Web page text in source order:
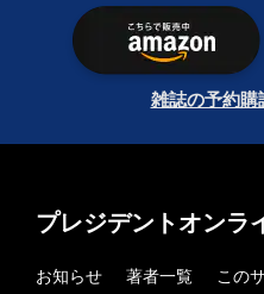
雑誌の予約購
プレジデントオンラ
お知らせ 著者一覧
この